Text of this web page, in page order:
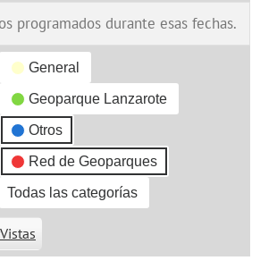
programados durante esas fechas.
General
Geoparque Lanzarote
Otros
Red de Geoparques
Todas las categorías
Vistas